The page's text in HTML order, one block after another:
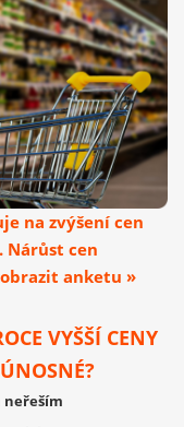
na zvýšení cen
Nárůst cen
anketu »
VYŠŠÍ CENY
neřeším